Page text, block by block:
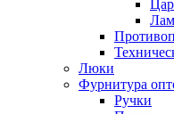
Люки
Фурнитура
Ручки